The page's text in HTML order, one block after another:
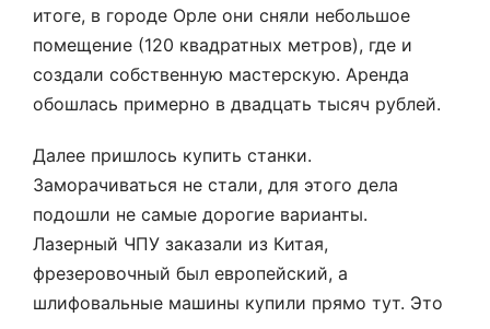
итоге, в городе Орле они сняли небольшое
помещение (120 квадратных метров), где и
создали собственную мастерскую. Аренда
обошлась примерно в двадцать тысяч рублей.
Далее пришлось купить станки.
Заморачиваться не стали, для этого дела
подошли не самые дорогие варианты.
Лазерный ЧПУ заказали из Китая,
фрезеровочный был европейский, а
шлифовальные машины купили прямо тут. Это